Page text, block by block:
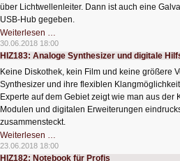
über Lichtwellenleiter. Dann ist auch eine
USB-Hub gegeben.
Weiterlesen …
USB-
Verlängerung
für
Distanzen
30.06.2018 18:00
HIZ183: Analoge Synthesizer und digitale
Keine Diskothek, kein Film und keine größere
Synthesizer und ihre flexiblen
Experte auf dem Gebiet zeigt wie man aus der
Modulen und digitalen Erweiterungen
zusammensteckt.
Weiterlesen …
Analoge
Synthesizer
23.06.2018 18:00
HIZ182: Notebook für Profis